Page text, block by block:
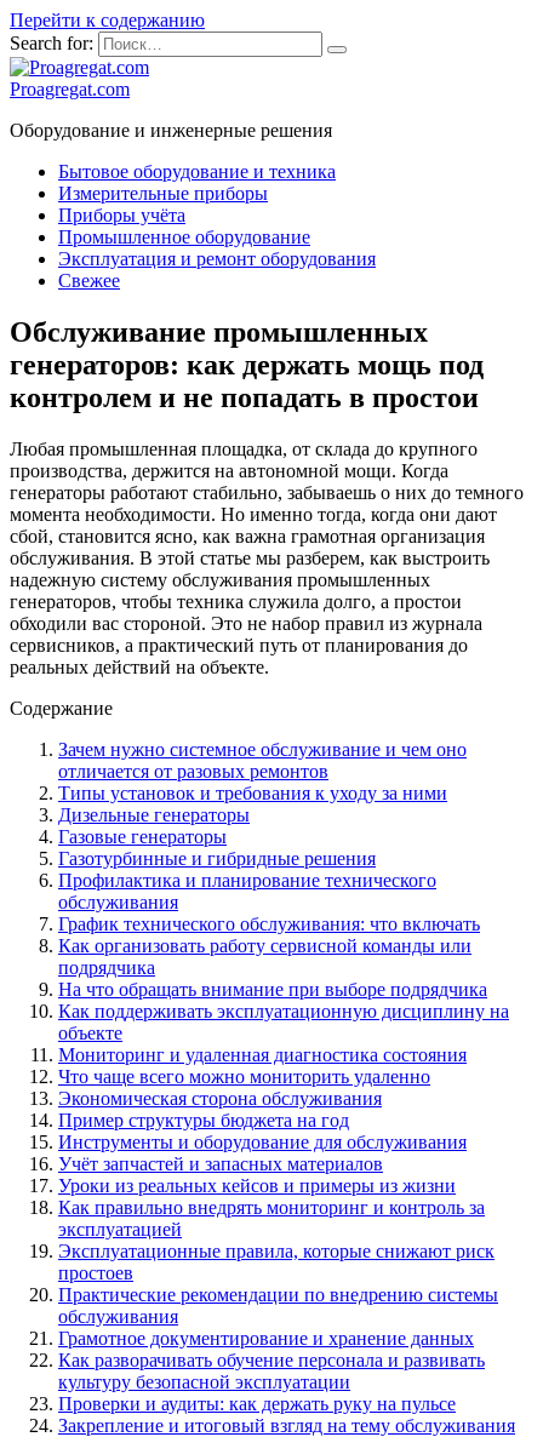
Перейти к содержанию
Search for:
Proagregat.com
Оборудование и инженерные решения
Бытовое оборудование и техника
Измерительные приборы
Приборы учёта
Промышленное оборудование
Эксплуатация и ремонт оборудования
Свежее
Обслуживание промышленных
генераторов: как держать мощь под
контролем и не попадать в простои
Любая промышленная площадка, от склада до крупного
производства, держится на автономной мощи. Когда
генераторы работают стабильно, забываешь о них до темного
момента необходимости. Но именно тогда, когда они дают
сбой, становится ясно, как важна грамотная организация
обслуживания. В этой статье мы разберем, как выстроить
надежную систему обслуживания промышленных
генераторов, чтобы техника служила долго, а простои
обходили вас стороной. Это не набор правил из журнала
сервисников, а практический путь от планирования до
реальных действий на объекте.
Содержание
Зачем нужно системное обслуживание и чем оно
отличается от разовых ремонтов
Типы установок и требования к уходу за ними
Дизельные генераторы
Газовые генераторы
Газотурбинные и гибридные решения
Профилактика и планирование технического
обслуживания
График технического обслуживания: что включать
Как организовать работу сервисной команды или
подрядчика
На что обращать внимание при выборе подрядчика
Как поддерживать эксплуатационную дисциплину на
объекте
Мониторинг и удаленная диагностика состояния
Что чаще всего можно мониторить удаленно
Экономическая сторона обслуживания
Пример структуры бюджета на год
Инструменты и оборудование для обслуживания
Учёт запчастей и запасных материалов
Уроки из реальных кейсов и примеры из жизни
Как правильно внедрять мониторинг и контроль за
эксплуатацией
Эксплуатационные правила, которые снижают риск
простоев
Практические рекомендации по внедрению системы
обслуживания
Грамотное документирование и хранение данных
Как разворачивать обучение персонала и развивать
культуру безопасной эксплуатации
Проверки и аудиты: как держать руку на пульсе
Закрепление и итоговый взгляд на тему обслуживания